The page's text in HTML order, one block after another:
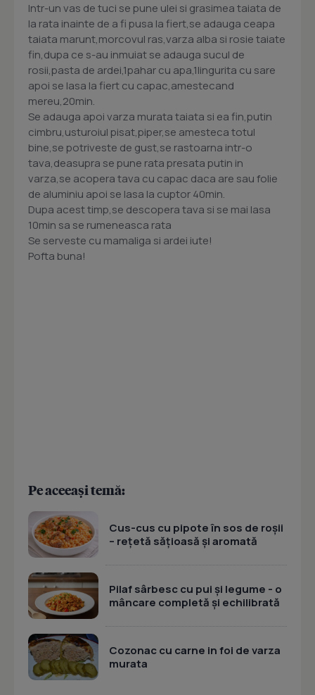
Intr-un vas de tuci se pune ulei si grasimea taiata de
la rata inainte de a fi pusa la fiert,se adauga ceapa
taiata marunt,morcovul ras,varza alba si rosie taiate
fin,dupa ce s-au inmuiat se adauga sucul de
rosii,pasta de ardei,1pahar cu apa,1lingurita cu sare
apoi se lasa la fiert cu capac,amestecand
mereu,20min.
Se adauga apoi varza murata taiata si ea fin,putin
cimbru,usturoiul pisat,piper,se amesteca totul
bine,se potriveste de gust,se rastoarna intr-o
tava,deasupra se pune rata presata putin in
varza,se acopera tava cu capac daca are sau folie
de aluminiu apoi se lasa la cuptor 40min.
Dupa acest timp,se descopera tava si se mai lasa
10min sa se rumeneasca rata
Se serveste cu mamaliga si ardei iute!
Pofta buna!
Pe aceeași temă:
Cus-cus cu pipote în sos de roșii
– rețetă sățioasă și aromată
Pilaf sârbesc cu pui și legume - o
mâncare completă și echilibrată
Cozonac cu carne in foi de varza
murata